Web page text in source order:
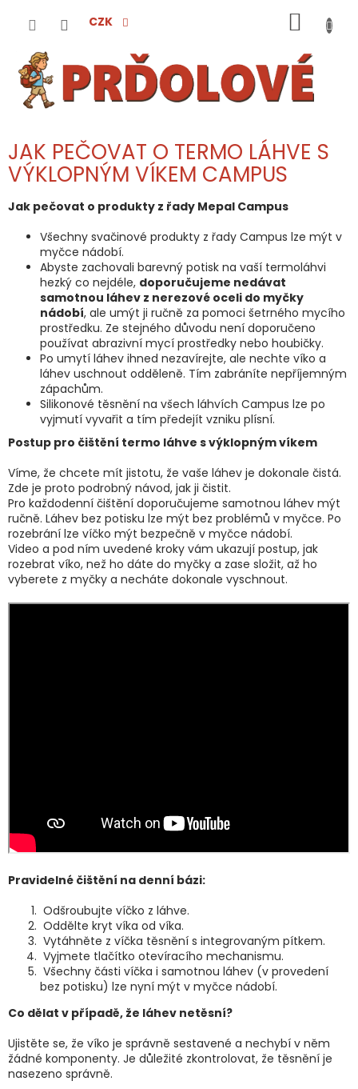
CZK
KOŠÍK
JAK PEČOVAT O TERMO LÁHVE S
VÝKLOPNÝM VÍKEM CAMPUS
Jak pečovat o produkty z řady Mepal Campus
Všechny svačinové produkty z řady Campus lze mýt v
myčce nádobí.
Abyste zachovali barevný potisk na vaší termoláhvi
hezký co nejdéle, doporučujeme nedávat
samotnou láhev z nerezové oceli do myčky
nádobí, ale umýt ji ručně za pomoci šetrného mycího
prostředku. Ze stejného důvodu není doporučeno
používat abrazivní mycí prostředky nebo houbičky.
Po umytí láhev ihned nezavírejte, ale nechte víko a
láhev uschnout odděleně. Tím zabráníte nepříjemným
zápachům.
Silikonové těsnění na všech láhvích Campus lze po
vyjmutí vyvařit a tím předejít vzniku plísní.
Postup pro čištění termo láhve s výklopným víkem
Víme, že chcete mít jistotu, že vaše láhev je dokonale čistá.
Zde je proto podrobný návod, jak ji čistit.
Pro každodenní čištění doporučujeme samotnou láhev mýt
ručně. Láhev bez potisku lze mýt bez problémů v myčce. Po
rozebrání lze víčko mýt bezpečně v myčce nádobí.
Video a pod ním uvedené kroky vám ukazují postup, jak
rozebrat víko, než ho dáte do myčky a zase složit, až ho
vyberete z myčky a necháte dokonale vyschnout.
Pravidelné čištění na denní bázi:
Odšroubujte víčko z láhve.
Oddělte kryt víka od víka.
Vytáhněte z víčka těsnění s integrovaným pítkem.
Vyjmete tlačítko otevíracího mechanismu.
Všechny části víčka i samotnou láhev (v provedení
bez potisku) lze nyní mýt v myčce nádobí.
Co dělat v případě, že láhev netěsní?
Ujistěte se, že víko je správně sestavené a nechybí v něm
žádné komponenty. Je důležité zkontrolovat, že těsnění je
nasezeno správně.